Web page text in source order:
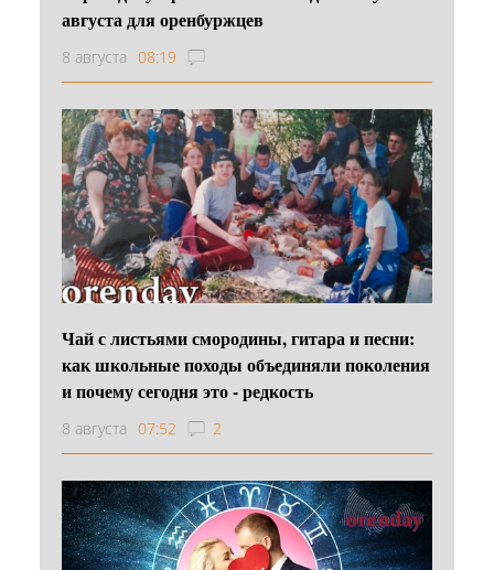
августа для оренбуржцев
8 августа 08:19
Чай с листьями смородины, гитара и песни:
как школьные походы объединяли поколения
и почему сегодня это - редкость
8 августа 07:52 2